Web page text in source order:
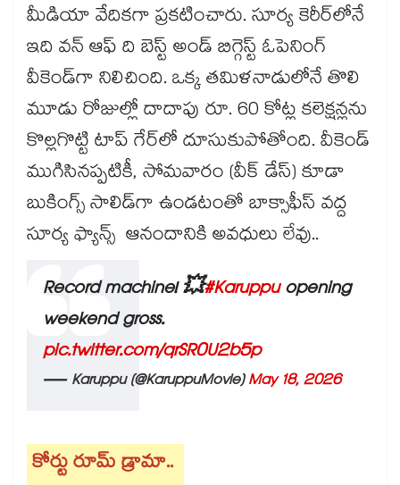
మీడియా వేదికగా ప్రకటించారు. సూర్య కెరీర్‌లోనే
ఇది వన్ ఆఫ్ ది బెస్ట్ అండ్ బిగ్గెస్ట్ ఓపెనింగ్
వీకెండ్‌గా నిలిచింది. ఒక్క తమిళనాడులోనే తొలి
మూడు రోజుల్లో దాదాపు రూ. 60 కోట్ల కలెక్షన్లను
కొల్లగొట్టి టాప్ గేర్‌లో దూసుకుపోతోంది. వీకెండ్
ముగిసినప్పటికీ, సోమవారం (వీక్ డేస్) కూడా
బుకింగ్స్ సాలిడ్‌గా ఉండటంతో బాక్సాఫీస్ వద్ద
సూర్య ఫ్యాన్స్ ఆనందానికి అవధులు లేవు..
Record machine! 💥#Karuppuopening
weekend gross.
pic.twitter.com/qrSR0U2b5p
— Karuppu (@KaruppuMovie)May 18, 2026
కోర్టు రూమ్ డ్రామా..